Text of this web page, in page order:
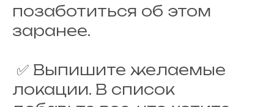
позаботиться об этом
заранее.
✅ Выпишите желаемые
локации. В список